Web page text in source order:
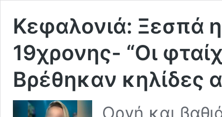
Κεφαλονιά: Ξεσπά η
19χρονης- “Οι
Βρέθηκαν κηλίδες
Οργή και